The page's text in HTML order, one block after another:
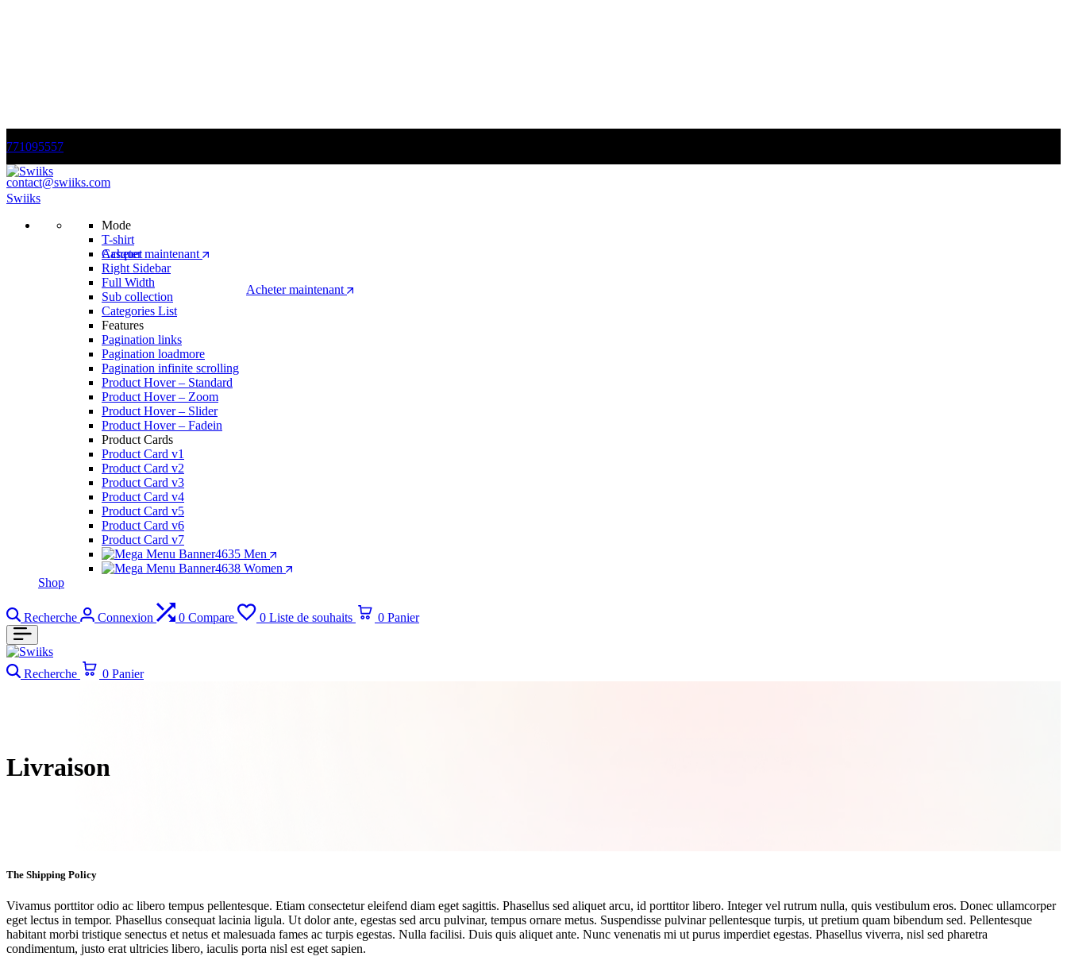
771095557
contact@swiiks.com
Soldes de fin de saison
Réduction de 50% Acheter maintenant
c'est le moment de renouveler votre garde-robe. Acheter maintenant
Bienvenue dans notre boutique.
Swiiks
Mode
T-shirt
Casquet
Right Sidebar
Full Width
Sub collection
Categories List
Features
Pagination links
Pagination loadmore
Pagination infinite scrolling
Product Hover – Standard
Product Hover – Zoom
Product Hover – Slider
Product Hover – Fadein
Product Cards
Product Card v1
Product Card v2
Product Card v3
Product Card v4
Product Card v5
Product Card v6
Product Card v7
Men
Women
Shop
Recherche Connexion 0 Compare 0 Liste de souhaits 0 Panier
Recherche 0 Panier
Livraison
The Shipping Policy
Vivamus porttitor odio ac libero tempus pellentesque. Etiam consectetur eleifend diam eget sagittis. Phasellus sed aliquet arcu, id porttitor libero. Integer vel rutrum nulla, quis vestibulum eros. Donec ullamcorper
eget lectus in tempor. Phasellus consequat lacinia ligula. Ut dolor ante, egestas sed arcu pulvinar, tempus ornare metus. Suspendisse pulvinar pellentesque turpis, ut pretium quam bibendum sed. Pellentesque
habitant morbi tristique senectus et netus et malesuada fames ac turpis egestas. Nulla facilisi. Duis quis aliquet ante. Nunc venenatis mi ut purus imperdiet egestas. Phasellus viverra, nisl sed pharetra
condimentum, justo erat ultricies libero, iaculis porta nisl est eget sapien.